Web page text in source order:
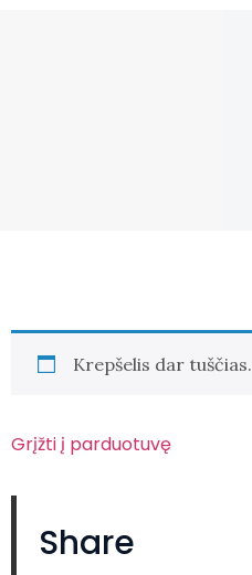
Krepšelis dar tuščias.
Grįžti į parduotuvę
Share